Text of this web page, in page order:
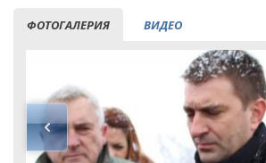
ФОТОГАЛЕРИЯ ВИДЕО